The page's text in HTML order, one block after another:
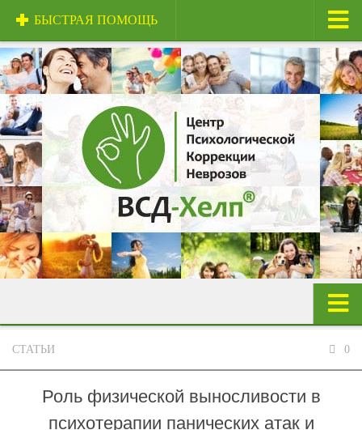
Главная
О центре
Центр и специалисты
Техники и методы
Сертификаты
Стоимость услуг
Отзывы
Полезная информация
БЫСТРАЯ ПОМОЩЬ
ВСД
Тревога
СТАТЬИ 0
Роль физической выносливости в
психотерапии панических атак и